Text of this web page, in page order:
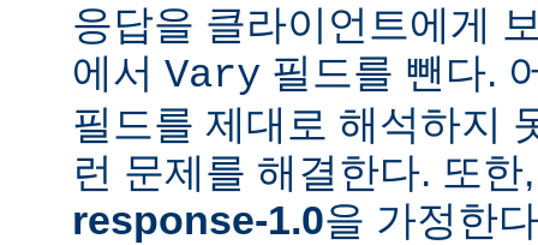
응답을 클라이언트에게
에서 Vary 필드를 뺀다.
필드를 제대로 해석하지
런 문제를 해결한다. 또
response-1.0을 가정한